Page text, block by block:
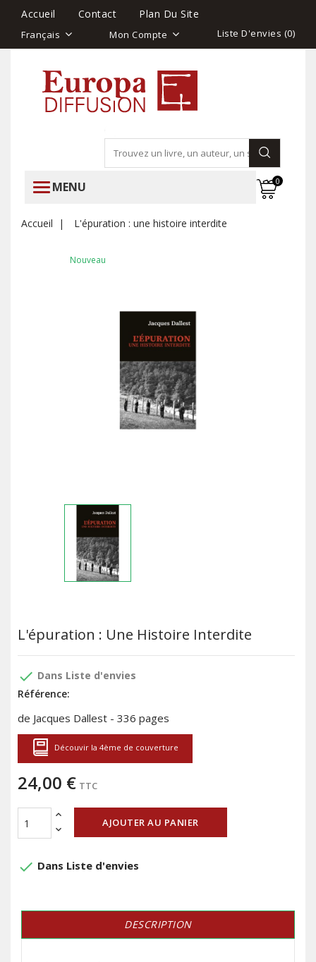
Accueil Contact Plan Du Site
Français Mon Compte Liste D'envies (0)
MENU 0
Accueil L'épuration : une histoire interdite
Nouveau
L'épuration : Une Histoire Interdite
done Dans Liste d'envies
Référence:
de Jacques Dallest - 336 pages
Découvir la 4ème de couverture
24,00 € TTC
AJOUTER AU PANIER
done Dans Liste d'envies
DESCRIPTION